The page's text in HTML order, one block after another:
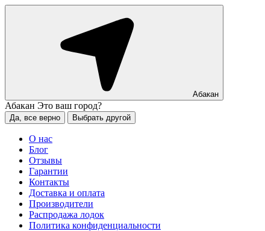
Абакан
Абакан Это ваш город?
Да, все верно Выбрать другой
О нас
Блог
Отзывы
Гарантии
Контакты
Доставка и оплата
Производители
Распродажа лодок
Политика конфиденциальности